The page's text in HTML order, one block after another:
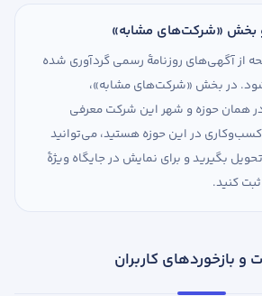
بخش «شرکت‌های مشابه»
از آگهی‌های روزنامهٔ رسمی گردآوری شده
در بخش «شرکت‌های مشابه»،
همان حوزه و شهر این شرکت معرفی
در این حوزه هستید، می‌توانید
بگیرید و برای نمایش در جایگاه ویژهٔ
کنید.
و بازخوردهای کاربران